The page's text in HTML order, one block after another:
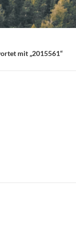
mit „2015561“